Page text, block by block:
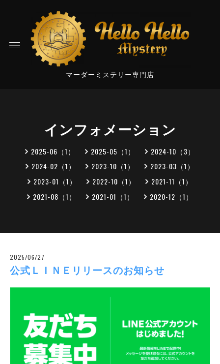
マーダーミステリー専門店
インフォメーション
2025-06（1） 2025-05（1）
2024-10（3）
2024-02（1）
2023-10（1）
2023-03（1）
2023-01（1）
2022-10（1）
2021-11（1）
2021-08（1）
2021-01（1） 2020-12（1）
2025/06/27
公式ＬＩＮＥリリースのお知らせ